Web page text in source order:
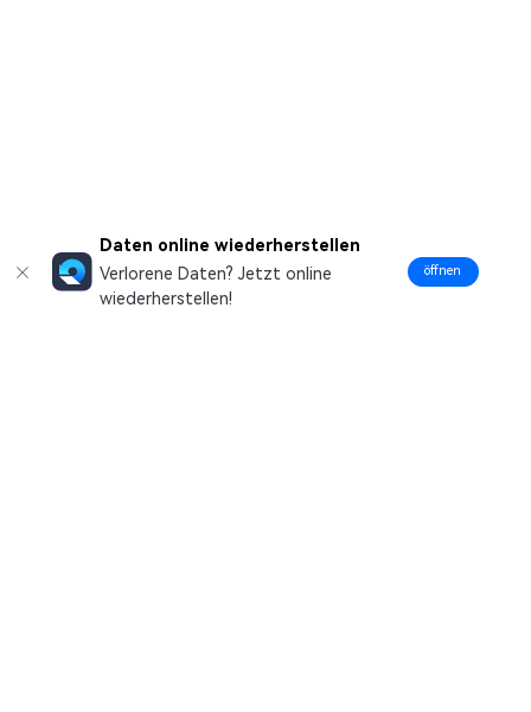
Daten online wiederherstellen
Verlorene Daten? Jetzt online
wiederherstellen!
öffnen